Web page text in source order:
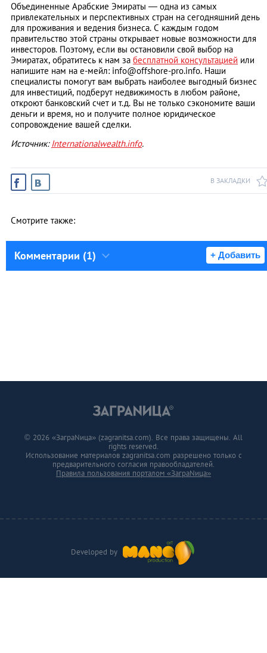
Объединенные Арабские Эмираты — одна из самых
привлекательных и перспективных стран на сегодняшний день
для проживания и ведения бизнеса. С каждым годом
правительство этой страны открывает новые возможности для
инвесторов. Поэтому, если вы остановили свой выбор на
Эмиратах, обратитесь к нам за бесплатной консультацией или
напишите нам на е-мейл: info@offshore-pro.info. Наши
специалисты помогут вам выбрать наиболее выгодный бизнес
для инвестиций, подберут недвижимость в любом районе,
откроют банковский счет и т.д. Вы не только сэкономите ваши
деньги и время, но и получите полное юридическое
сопровождение вашей сделки.
Источник:Internationalwealth.info.
В ЗАКЛАДКИ
Смотрите также:
Комментарии (1) + Добавить
Developed by
© 2026 «ЗаграNица» (zagranitsa.com). Все права защищены. All
rights reserved.
Использование материалов zagranitsa.com разрешено только с
предварительного согласия правообладателей.
Правила пользования порталом «ЗаграNица»